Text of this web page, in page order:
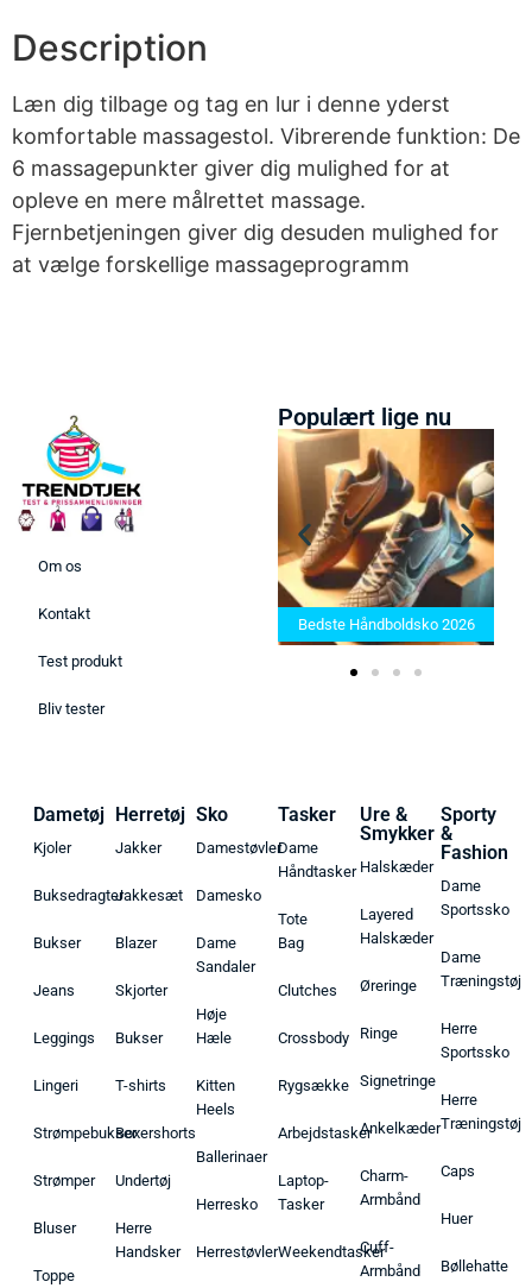
Description
Læn dig tilbage og tag en lur i denne yderst
komfortable massagestol. Vibrerende funktion: De
6 massagepunkter giver dig mulighed for at
opleve en mere målrettet massage.
Fjernbetjeningen giver dig desuden mulighed for
at vælge forskellige massageprogramm
Om os
Kontakt
Test produkt
Bliv tester
Populært lige nu
Bedste Saunatæppe 2025 –
Find de bedste produkter her!
Bedste Håndboldsko 2026
Dametøj
Kjoler
Buksedragter
Bukser
Jeans
Leggings
Lingeri
Strømpebukser
Strømper
Bluser
Toppe
Herretøj
Jakker
Jakkesæt
Blazer
Skjorter
Bukser
T-shirts
Boxershorts
Undertøj
Herre
Handsker
Sko
Damestøvler
Damesko
Dame
Sandaler
Høje
Hæle
Kitten
Heels
Ballerinaer
Herresko
Herrestøvler
Tasker
Dame
Håndtasker
Tote
Bag
Clutches
Crossbody
Rygsække
Arbejdstasker
Laptop-
Tasker
Weekendtasker
Ure &
Smykker
Halskæder
Layered
Halskæder
Øreringe
Ringe
Signetringe
Ankelkæder
Charm-
Armbånd
Cuff-
Armbånd
Sporty
&
Fashion
Dame
Sportssko
Dame
Træningstøj
Herre
Sportssko
Herre
Træningstøj
Caps
Huer
Bøllehatte